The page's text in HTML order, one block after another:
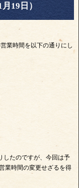
19日）
業時間を以下の通りにし
したのですが、今回は予
業時間の変更せざるを得